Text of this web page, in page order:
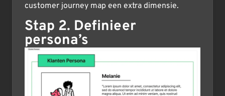
customer journey map een extra dimensie.
Stap 2. Definieer
persona’s